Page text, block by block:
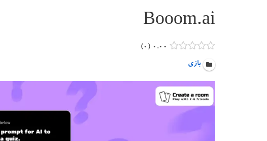
Booom.ai
۰.۰۰ ۰
بازی